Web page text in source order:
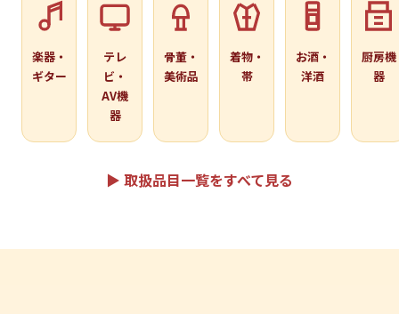
楽器・
ギター
テレ
ビ・
AV機
器
骨董・
美術品
着物・
帯
お酒・
洋酒
厨房機
器
▶ 取扱品目一覧をすべて見る